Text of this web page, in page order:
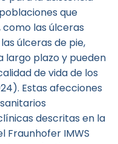
que
como las úlceras
úlceras de pie,
largo plazo y pueden
de vida de los
Estas afecciones
descritas en la
IMWS